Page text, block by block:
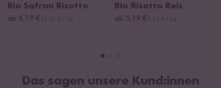
Bio Safran Risotto
ab 6,19 €
Bio Risotto Reis
ab 5,19 €
Das sagen unsere Kund:innen